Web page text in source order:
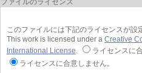
詳細
このファイルには下記のライセンスが
This work is licensed under a Creative
International License
ライセンスに
ライセンスに合意しません。